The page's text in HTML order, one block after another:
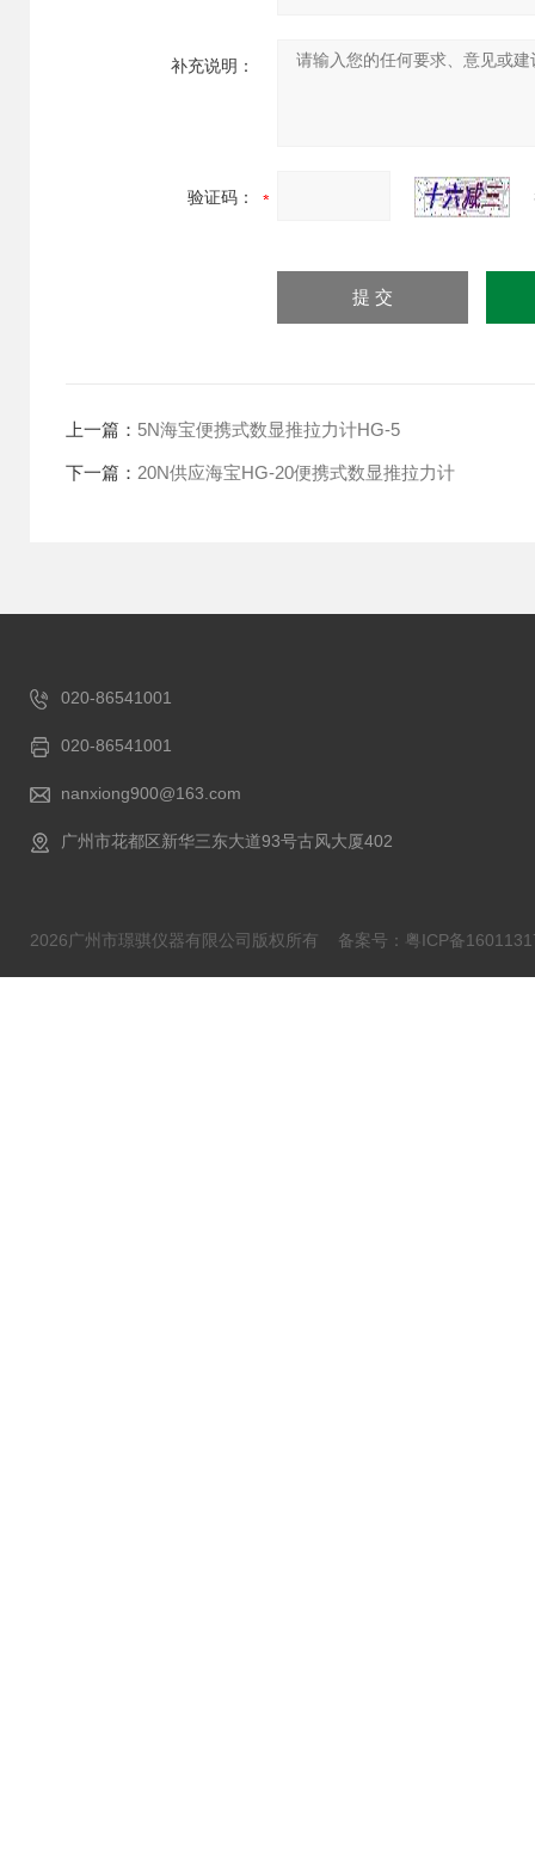
补充说明：
验证码：
上一篇： 5N海宝便携式数显推拉力计HG-5
下一篇： 20N供应海宝HG-20便携式数显推拉力计
020-86541001
020-86541001
nanxiong900@163.com
广州市花都区新华三东大道93号古风大厦402
2026广州市璟骐仪器有限公司版权所有 备案号：粤ICP备